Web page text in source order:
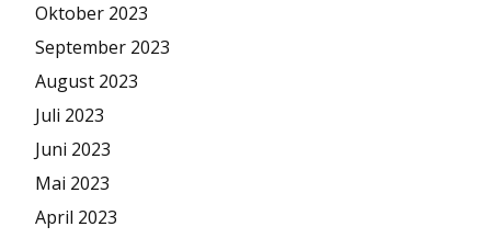
Oktober 2023
September 2023
August 2023
Juli 2023
Juni 2023
Mai 2023
April 2023